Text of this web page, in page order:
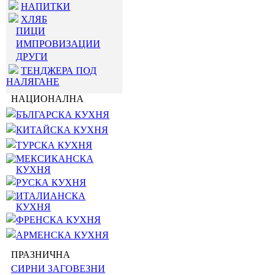
НАПИТКИ
ХЛЯБ
ПИЦИ
ИМПРОВИЗАЦИИ
ДРУГИ
ТЕНДЖЕРА ПОД
НАЛЯГАНЕ
НАЦИОНАЛНА
БЪЛГАРСКА КУХНЯ
КИТАЙСКА КУХНЯ
ТУРСКА КУХНЯ
МЕКСИКАНСКА
КУХНЯ
РУСКА КУХНЯ
ИТАЛИАНСКА
КУХНЯ
ФРЕНСКА КУХНЯ
АРМЕНСКА КУХНЯ
ПРАЗНИЧНА
СИРНИ ЗАГОВЕЗНИ